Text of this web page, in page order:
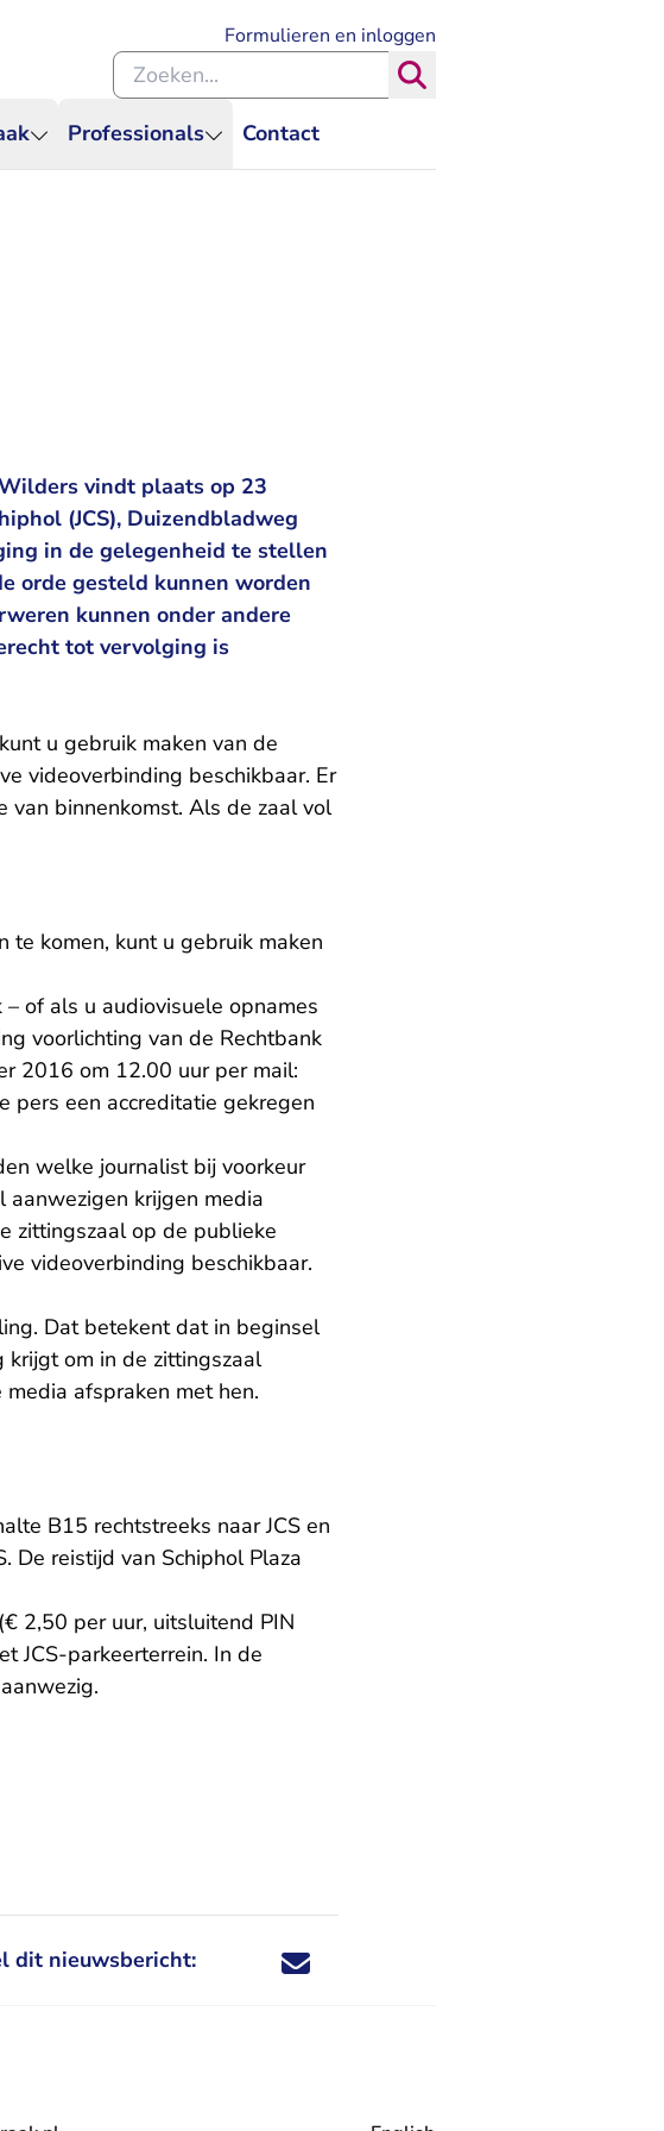
Professionals Contact
Formulieren en inloggen
Zoeken binnen de Rechtspraak
vindt plaats op 23
(JCS), Duizendbladweg
in de gelegenheid te stellen
orde gesteld kunnen worden
kunnen onder andere
tot vervolging is
u gebruik maken van de
videoverbinding beschikbaar. Er
binnenkomst. Als de zaal vol
komen, kunt u gebruik maken
of als u audiovisuele opnames
voorlichting van de Rechtbank
2016 om 12.00 uur per mail:
pers een accreditatie gekregen
welke journalist bij voorkeur
krijgen media
zittingszaal op de publieke
videoverbinding beschikbaar.
Dat betekent dat in beginsel
krijgt om in de zittingszaal
afspraken met hen.
B15 rechtstreeks naar JCS en
De reistijd van Schiphol Plaza
2,50 per uur, uitsluitend PIN
JCS-parkeerterrein. In de
dit nieuwsbericht: Deel dit nieuwsbericht via X - U verlaat
Deel dit nieuwsbericht via Facebook - U
Deel dit nieuwsbericht via e-mail
Deel dit nieuwsbericht via LinkedIn - U